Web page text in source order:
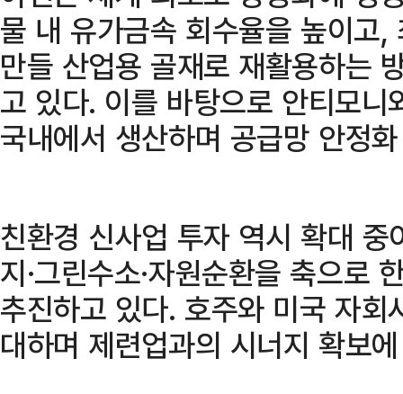
물 내 유가금속 회수율을 높이고
만들 산업용 골재로 재활용하는
고 있다. 이를 바탕으로 안티모
국내에서 생산하며 공급망 안정
친환경 신사업 투자 역시 확대
지·그린수소·자원순환을 축으로
추진하고 있다. 호주와 미국 자
대하며 제련업과의 시너지 확보